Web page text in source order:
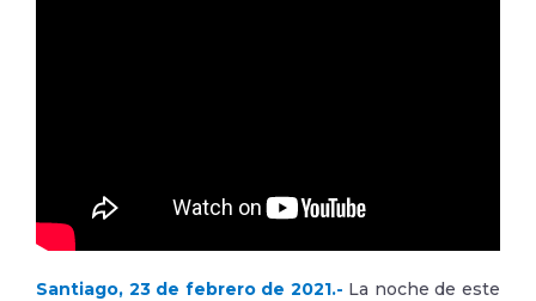
Santiago, 23 de febrero de 2021.- La noche de este